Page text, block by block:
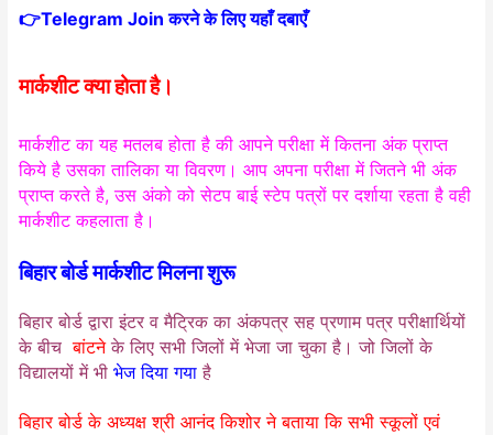
👉Telegram Join करने के लिए यहाँ दबाएँ
मार्कशीट क्या होता है।
मार्कशीट का यह मतलब होता है की आपने परीक्षा में कितना अंक प्राप्त
किये है उसका तालिका या विवरण। आप अपना परीक्षा में जितने भी अंक
प्राप्त करते है, उस अंको को सेटप बाई स्टेप पत्रों पर दर्शाया रहता है वही
मार्कशीट कहलाता है।
बिहार बोर्ड मार्कशीट मिलना शुरू
बिहार बोर्ड द्वारा इंटर व मैट्रिक का अंकपत्र सह प्रणाम पत्र परीक्षार्थियों
के बीचबांटनेके लिए सभी जिलों में भेजा जा चुका है। जो जिलों के
विद्यालयों में भीभेज दिया गया है
बिहार बोर्ड के अध्यक्ष श्री आनंद किशोर ने बताया कि सभी स्कूलों एवं